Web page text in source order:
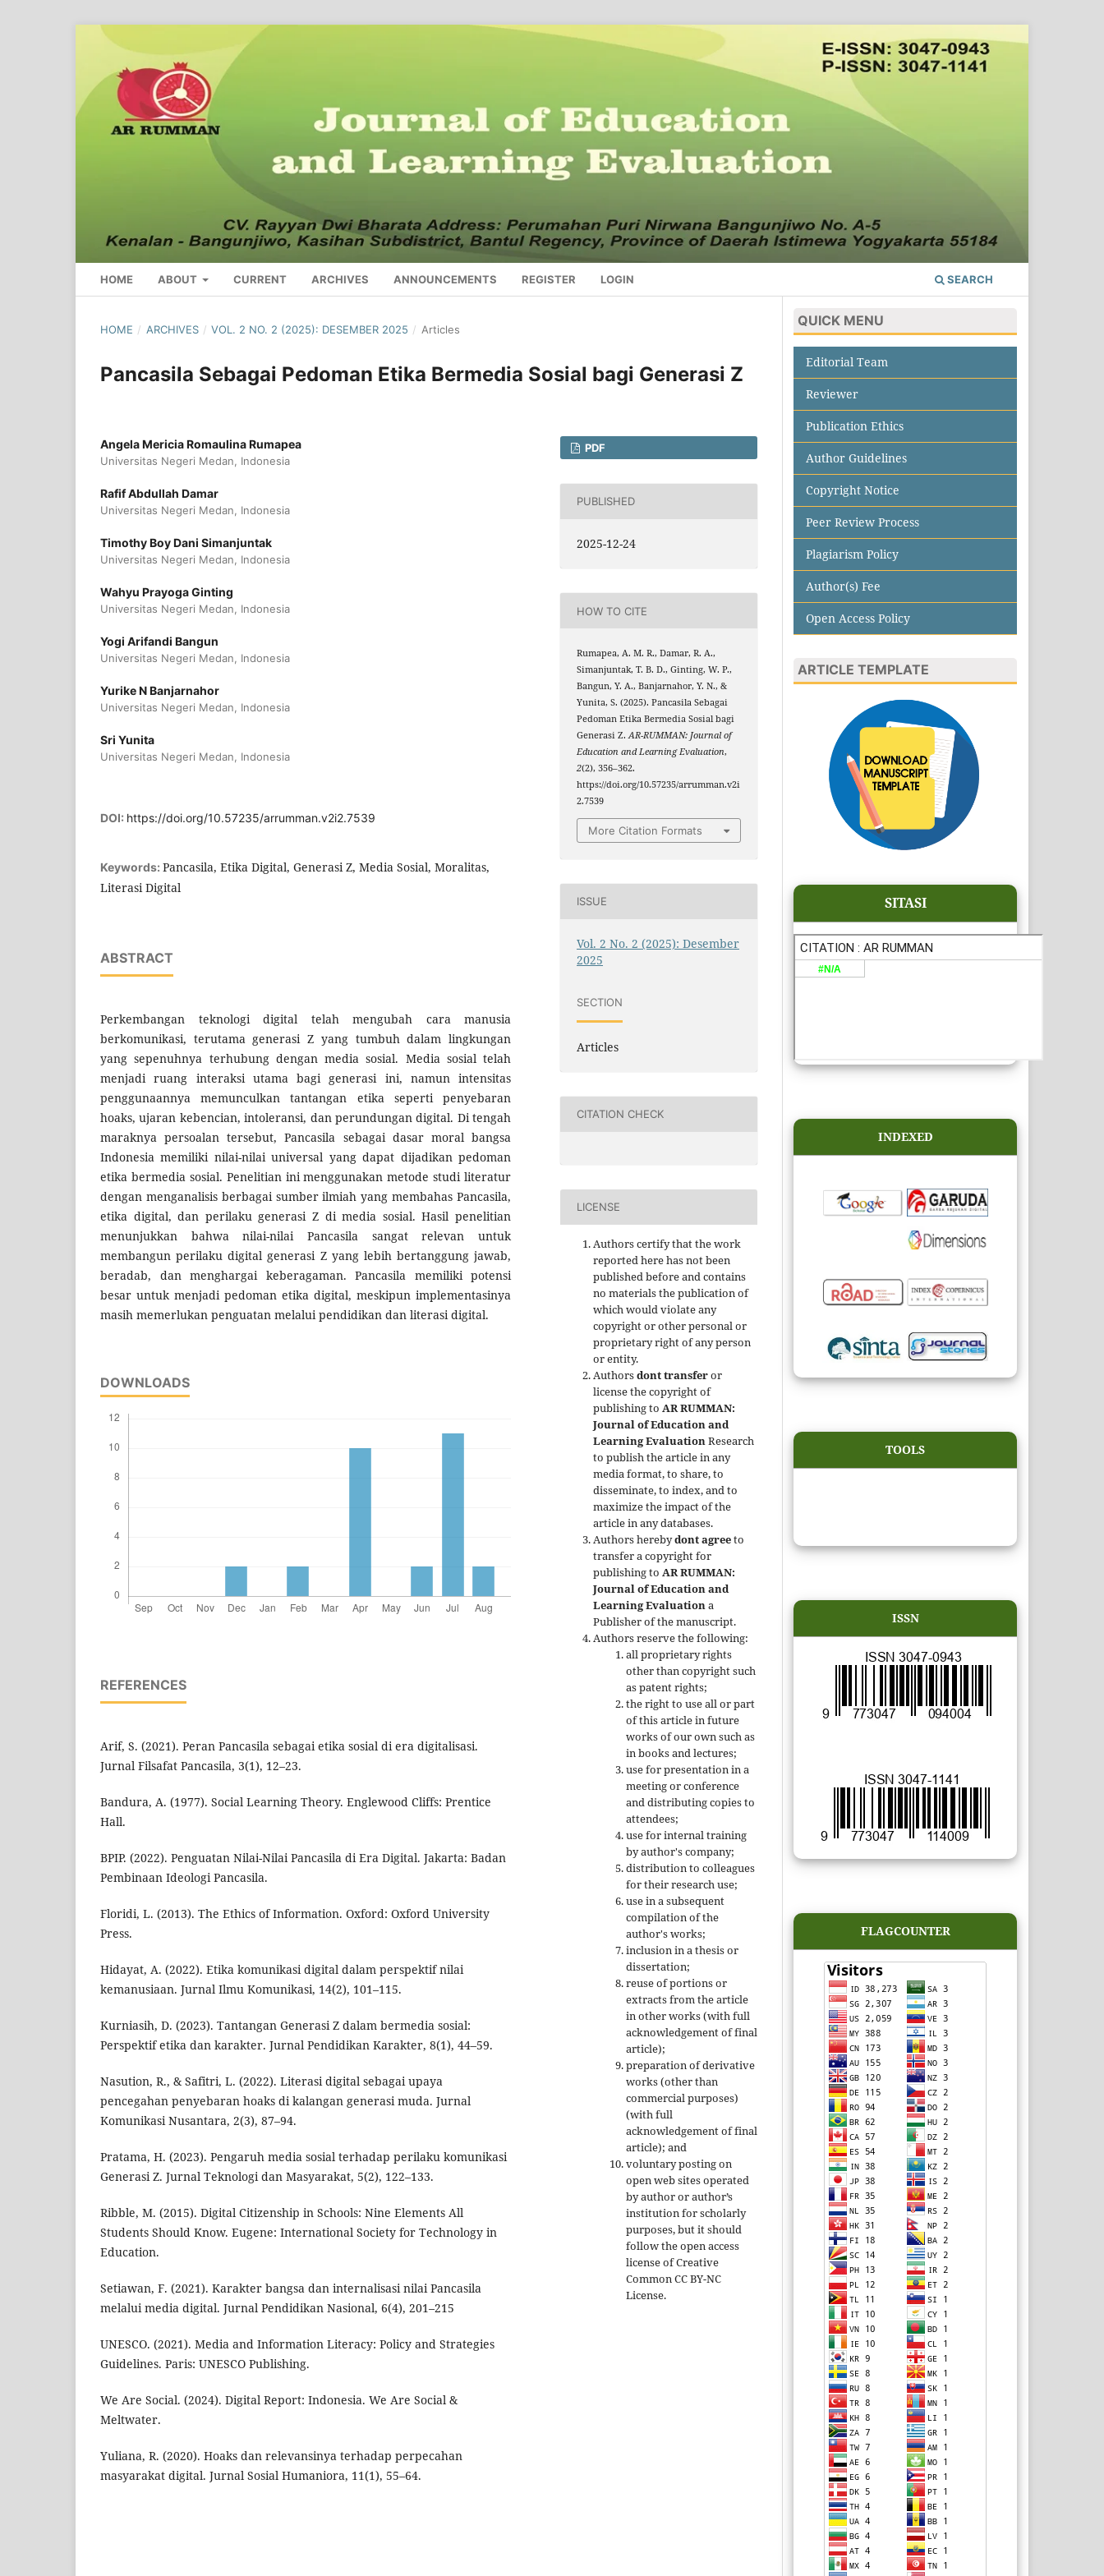
HOME ABOUT CURRENT ARCHIVES ANNOUNCEMENTS REGISTER LOGIN SEARCH
HOME / ARCHIVES / VOL. 2 NO. 2 (2025): DESEMBER 2025 / Articles
Pancasila Sebagai Pedoman Etika Bermedia Sosial bagi Generasi Z
Angela Mericia Romaulina Rumapea
Universitas Negeri Medan, Indonesia
Rafif Abdullah Damar
Universitas Negeri Medan, Indonesia
Timothy Boy Dani Simanjuntak
Universitas Negeri Medan, Indonesia
Wahyu Prayoga Ginting
Universitas Negeri Medan, Indonesia
Yogi Arifandi Bangun
Universitas Negeri Medan, Indonesia
Yurike N Banjarnahor
Universitas Negeri Medan, Indonesia
Sri Yunita
Universitas Negeri Medan, Indonesia
DOI: https://doi.org/10.57235/arrumman.v2i2.7539
Keywords: Pancasila, Etika Digital, Generasi Z, Media Sosial, Moralitas,
Literasi Digital
ABSTRACT
Perkembangan teknologi digital telah mengubah cara manusia
berkomunikasi, terutama generasi Z yang tumbuh dalam lingkungan
yang sepenuhnya terhubung dengan media sosial. Media sosial telah
menjadi ruang interaksi utama bagi generasi ini, namun intensitas
penggunaannya memunculkan tantangan etika seperti penyebaran
hoaks, ujaran kebencian, intoleransi, dan perundungan digital. Di tengah
maraknya persoalan tersebut, Pancasila sebagai dasar moral bangsa
Indonesia memiliki nilai-nilai universal yang dapat dijadikan pedoman
etika bermedia sosial. Penelitian ini menggunakan metode studi literatur
dengan menganalisis berbagai sumber ilmiah yang membahas Pancasila,
etika digital, dan perilaku generasi Z di media sosial. Hasil penelitian
menunjukkan bahwa nilai-nilai Pancasila sangat relevan untuk
membangun perilaku digital generasi Z yang lebih bertanggung jawab,
beradab, dan menghargai keberagaman. Pancasila memiliki potensi
besar untuk menjadi pedoman etika digital, meskipun implementasinya
masih memerlukan penguatan melalui pendidikan dan literasi digital.
DOWNLOADS
REFERENCES
Arif, S. (2021). Peran Pancasila sebagai etika sosial di era digitalisasi.
Jurnal Filsafat Pancasila, 3(1), 12–23.
Bandura, A. (1977). Social Learning Theory. Englewood Cliffs: Prentice
Hall.
BPIP. (2022). Penguatan Nilai-Nilai Pancasila di Era Digital. Jakarta: Badan
Pembinaan Ideologi Pancasila.
Floridi, L. (2013). The Ethics of Information. Oxford: Oxford University
Press.
Hidayat, A. (2022). Etika komunikasi digital dalam perspektif nilai
kemanusiaan. Jurnal Ilmu Komunikasi, 14(2), 101–115.
Kurniasih, D. (2023). Tantangan Generasi Z dalam bermedia sosial:
Perspektif etika dan karakter. Jurnal Pendidikan Karakter, 8(1), 44–59.
Nasution, R., & Safitri, L. (2022). Literasi digital sebagai upaya
pencegahan penyebaran hoaks di kalangan generasi muda. Jurnal
Komunikasi Nusantara, 2(3), 87–94.
Pratama, H. (2023). Pengaruh media sosial terhadap perilaku komunikasi
Generasi Z. Jurnal Teknologi dan Masyarakat, 5(2), 122–133.
Ribble, M. (2015). Digital Citizenship in Schools: Nine Elements All
Students Should Know. Eugene: International Society for Technology in
Education.
Setiawan, F. (2021). Karakter bangsa dan internalisasi nilai Pancasila
melalui media digital. Jurnal Pendidikan Nasional, 6(4), 201–215
UNESCO. (2021). Media and Information Literacy: Policy and Strategies
Guidelines. Paris: UNESCO Publishing.
We Are Social. (2024). Digital Report: Indonesia. We Are Social &
Meltwater.
Yuliana, R. (2020). Hoaks dan relevansinya terhadap perpecahan
masyarakat digital. Jurnal Sosial Humaniora, 11(1), 55–64.
PDF
PUBLISHED
2025-12-24
HOW TO CITE
Rumapea, A. M. R., Damar, R. A.,
Simanjuntak, T. B. D., Ginting, W. P.,
Bangun, Y. A., Banjarnahor, Y. N., &
Yunita, S. (2025). Pancasila Sebagai
Pedoman Etika Bermedia Sosial bagi
Generasi Z.AR-RUMMAN: Journal of
Education and Learning Evaluation,
2(2), 356–362.
https://doi.org/10.57235/arrumman.v2i
2.7539
More Citation Formats
ISSUE
Vol. 2 No. 2 (2025): Desember
2025
SECTION
Articles
CITATION CHECK
LICENSE
Authors certify that the work
reported here has not been
published before and contains
no materials the publication of
which would violate any
copyright or other personal or
proprietary right of any person
or entity.
Authorsdont transferor
license the copyright of
publishing to AR RUMMAN:
Journal of Education and
Learning EvaluationResearch
to publish the article in any
media format, to share, to
disseminate, to index, and to
maximize the impact of the
article in any databases.
Authors herebydont agreeto
transfer a copyright for
publishing to AR RUMMAN:
Journal of Education and
Learning Evaluationa
Publisher of the manuscript.
Authors reserve the following:
all proprietary rights
other than copyright such
as patent rights;
the right to use all or part
of this article in future
works of our own such as
in books and lectures;
use for presentation in a
meeting or conference
and distributing copies to
attendees;
use for internal training
by author's company;
distribution to colleagues
for their research use;
use in a subsequent
compilation of the
author's works;
inclusion in a thesis or
dissertation;
reuse of portions or
extracts from the article
in other works (with full
acknowledgement of final
article);
preparation of derivative
works (other than
commercial purposes)
(with full
acknowledgement of final
article); and
voluntary posting on
open web sites operated
by author or author’s
institution for scholarly
purposes, but it should
follow the open access
license of Creative
Common CC BY-NC
License.
QUICK MENU
Editorial Team
Reviewer
Publication Ethics
Author Guidelines
Copyright Notice
Peer Review Process
Plagiarism Policy
Author(s) Fee
Open Access Policy
ARTICLE TEMPLATE
SITASI
INDEXED
TOOLS
ISSN
FLAGCOUNTER